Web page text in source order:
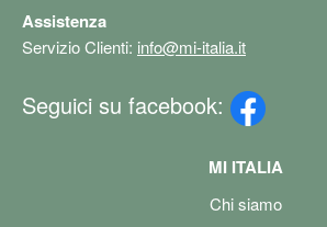
Assistenza
Servizio Clienti: info@mi-italia.it
Seguici su facebook:
MI ITALIA
Chi siamo